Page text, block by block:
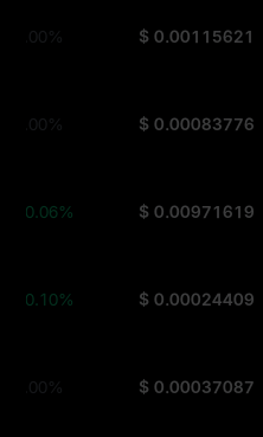
$ 0.00115621
0.00%
$ 0.00083776
0.00%
$ 0.00971619
+0.06%
$ 0.00024409
+0.10%
$ 0.00037087
0.00%